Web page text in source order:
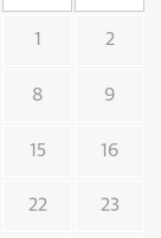
1 2
8 9
15 16
22 23